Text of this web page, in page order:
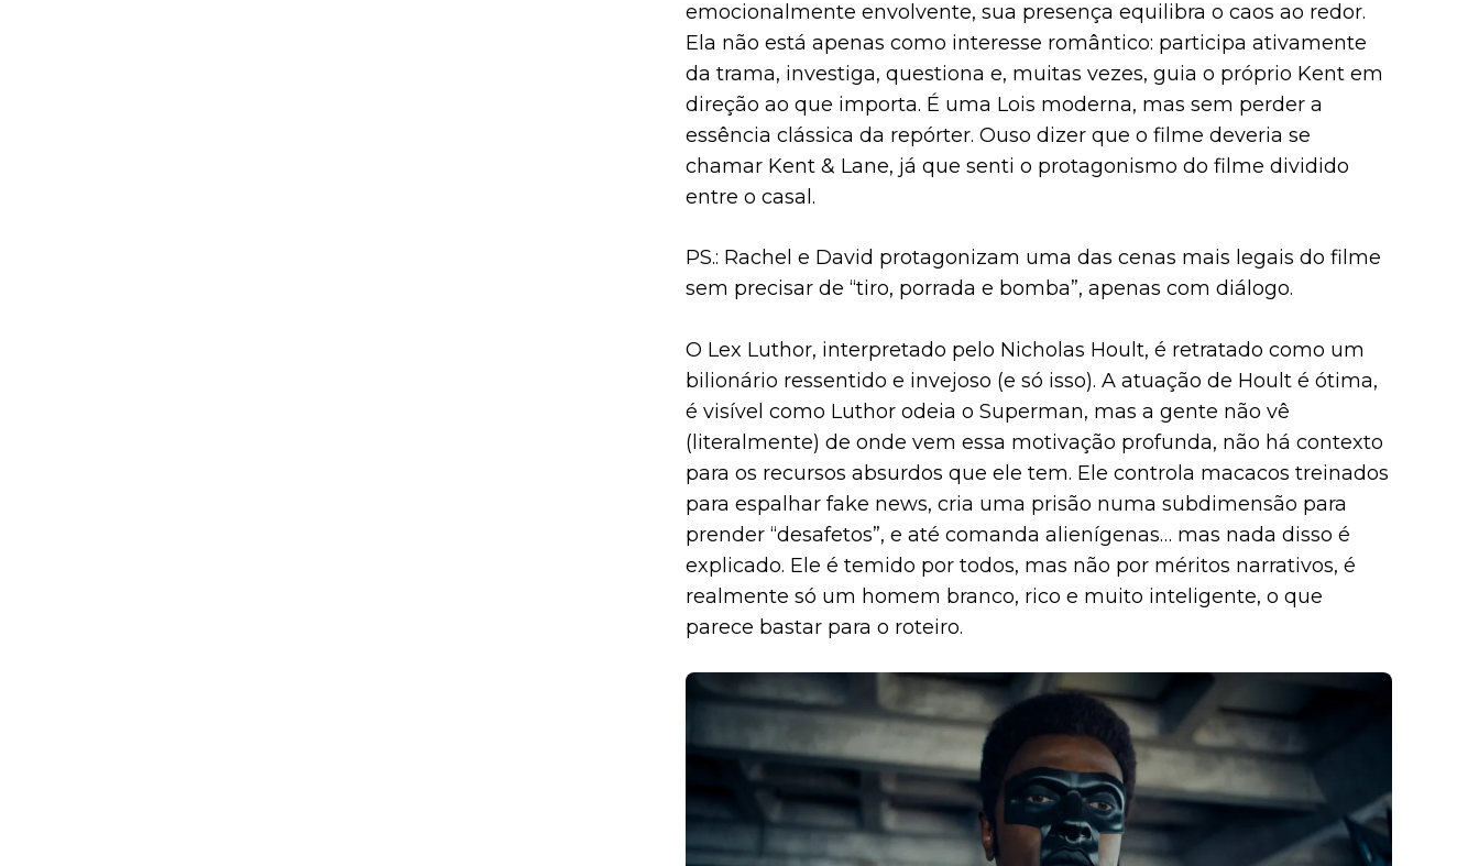
emocionalmente envolvente, sua presença equilibra o caos ao redor.
Ela não está apenas como interesse romântico: participa ativamente
da trama, investiga, questiona e, muitas vezes, guia o próprio Kent em
direção ao que importa. É uma Lois moderna, mas sem perder a
essência clássica da repórter. Ouso dizer que o filme deveria se
chamar Kent & Lane, já que senti o protagonismo do filme dividido
entre o casal.
PS.: Rachel e David protagonizam uma das cenas mais legais do filme
sem precisar de “tiro, porrada e bomba”, apenas com diálogo.
O Lex Luthor, interpretado pelo Nicholas Hoult, é retratado como um
bilionário ressentido e invejoso (e só isso). A atuação de Hoult é ótima,
é visível como Luthor odeia o Superman, mas a gente não vê
(literalmente) de onde vem essa motivação profunda, não há contexto
para os recursos absurdos que ele tem. Ele controla macacos treinados
para espalhar fake news, cria uma prisão numa subdimensão para
prender “desafetos”, e até comanda alienígenas… mas nada disso é
explicado. Ele é temido por todos, mas não por méritos narrativos, é
realmente só um homem branco, rico e muito inteligente, o que
parece bastar para o roteiro.